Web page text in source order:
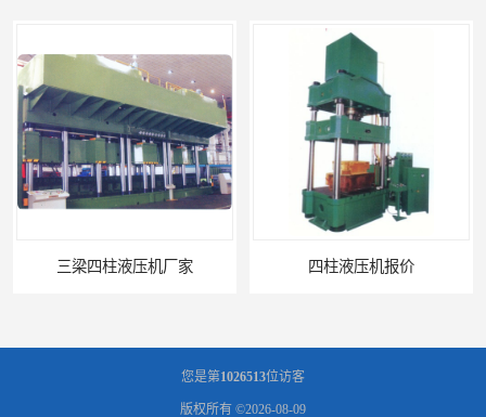
三梁四柱液压机厂家 四柱液压机报价
您是第1026513位访客
版权所有 ©2026-08-09